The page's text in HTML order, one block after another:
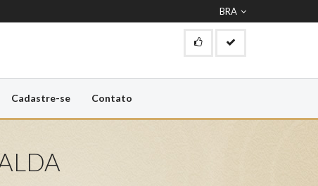
BRA
Cadastre-se Contato